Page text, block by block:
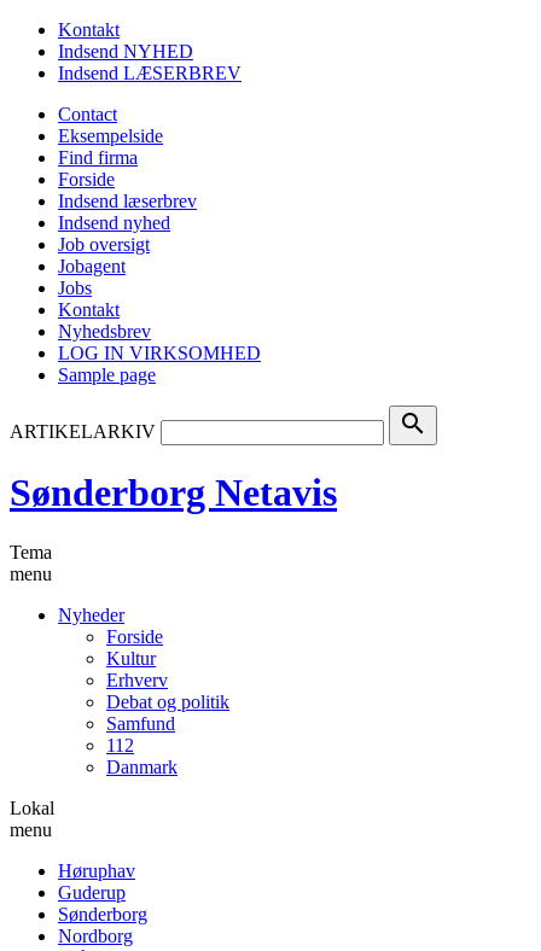
Kontakt
Indsend NYHED
Indsend LÆSERBREV
Contact
Eksempelside
Find firma
Forside
Indsend læserbrev
Indsend nyhed
Job oversigt
Jobagent
Jobs
Kontakt
Nyhedsbrev
LOG IN VIRKSOMHED
Sample page
ARTIKELARKIV search
Sønderborg Netavis
Tema
menu
Nyheder
Forside
Kultur
Erhverv
Debat og politik
Samfund
112
Danmark
Lokal
menu
Høruphav
Guderup
Sønderborg
Nordborg